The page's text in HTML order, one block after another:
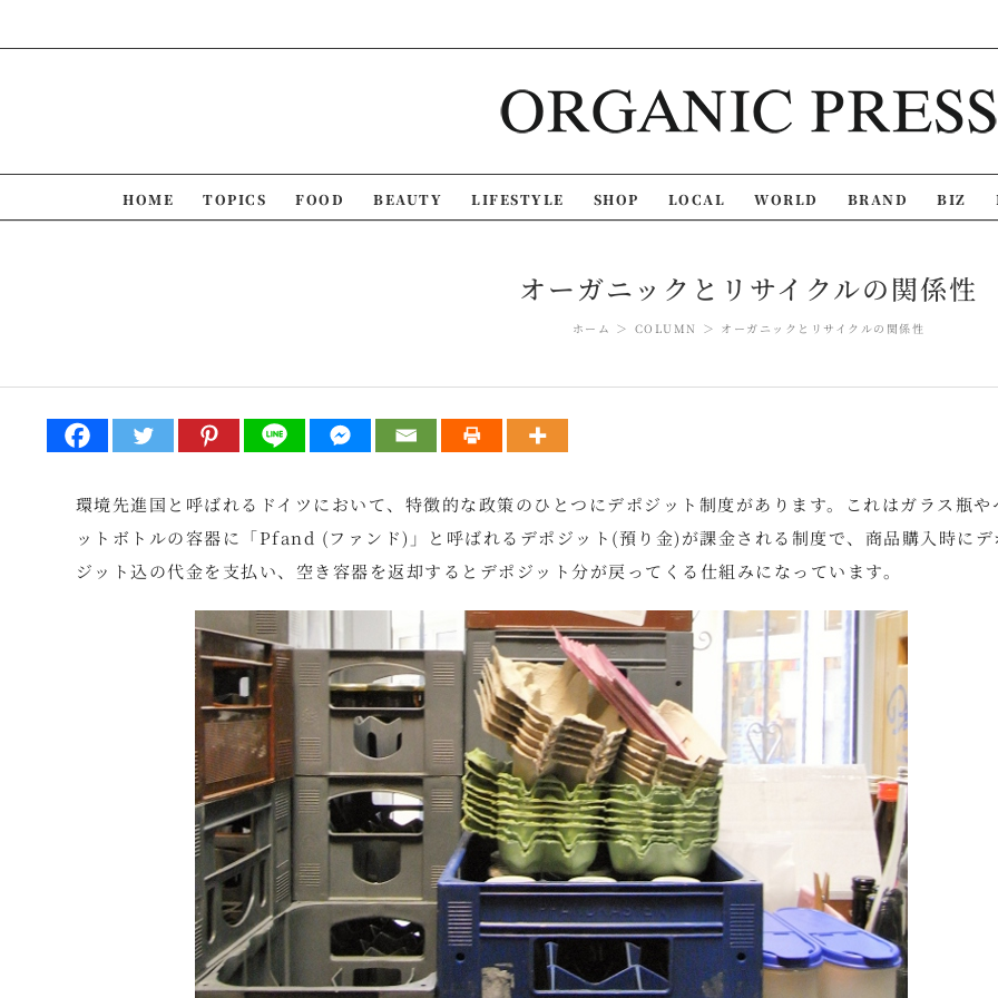
to
HOME TOPICS FOOD BEAUTY LIFESTYLE SHOP LOCAL WORLD BRAND BIZ
オーガニックとリサイクルの関係性
ホーム COLUMN オーガニックとリサイクルの関係性
環境先進国と呼ばれるドイツにおいて、特徴的な政策のひとつにデポジット制度があります。これはガラス瓶や
ットボトルの容器に「Pfand (ファンド)」と呼ばれるデポジット(預り金)が課金される制度で、商品購入時にデ
ジット込の代金を支払い、空き容器を返却するとデポジット分が戻ってくる仕組みになっています。